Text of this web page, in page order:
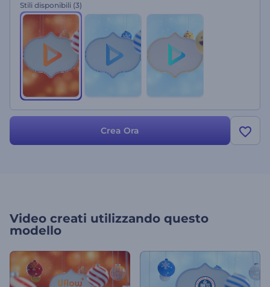
Stili disponibili (3)
Crea Ora
Video creati utilizzando questo
modello